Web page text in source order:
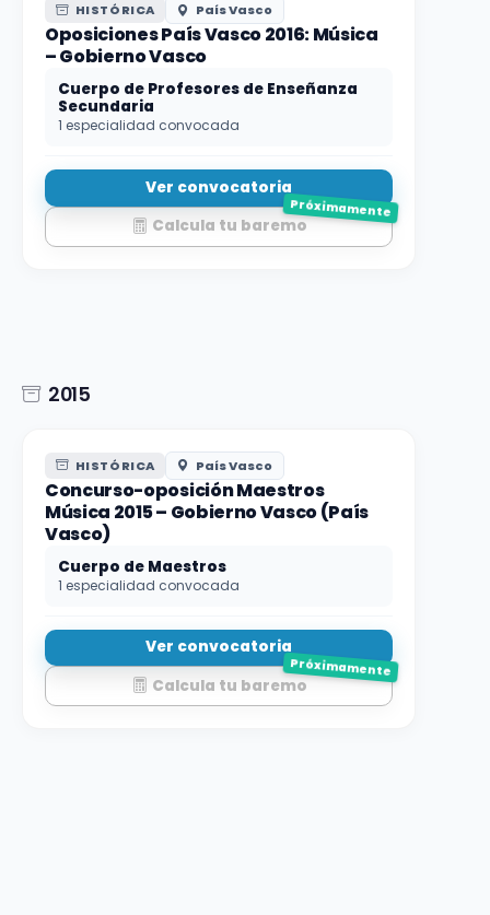
HISTÓRICA País Vasco
Oposiciones País Vasco 2016: Música
– Gobierno Vasco
Cuerpo de Profesores de Enseñanza
Secundaria
1 especialidad convocada
Ver convocatoria
Calcula tu baremo
Próximamente
2015
HISTÓRICA País Vasco
Concurso-oposición Maestros
Música 2015 – Gobierno Vasco (País
Vasco)
Cuerpo de Maestros
1 especialidad convocada
Ver convocatoria
Calcula tu baremo
Próximamente